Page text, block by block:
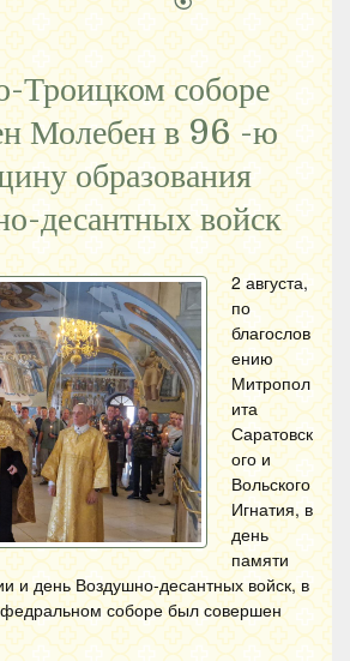
Троицком соборе
Молебен в 96 -ю
образования
десантных войск
2 августа,
по
благослов
ению
Митропол
ита
Саратовск
ого и
Вольского
Игнатия, в
день
памяти
и день Воздушно-десантных войск, в
соборе был совершен